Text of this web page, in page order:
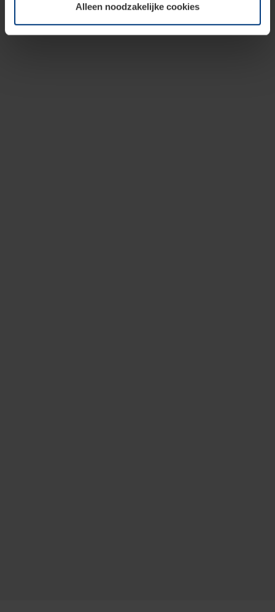
wijzigen of herroepen.Alleen noodzakelijke cookies